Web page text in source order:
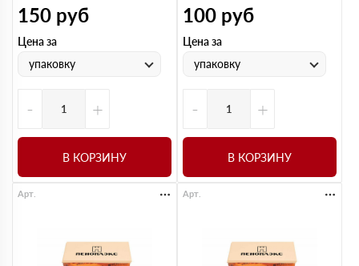
150 руб
Цена за
упаковку
- +
В КОРЗИНУ
100 руб
Цена за
упаковку
- +
В КОРЗИНУ
Арт. Арт.